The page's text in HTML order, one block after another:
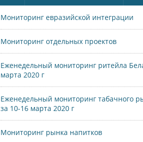
Мониторинг евразийской интеграции
Мониторинг отдельных проектов
Еженедельный мониторинг ритейла
марта 2020 г
Еженедельный мониторинг табачного
за 10-16 марта 2020 г
Мониторинг рынка напитков